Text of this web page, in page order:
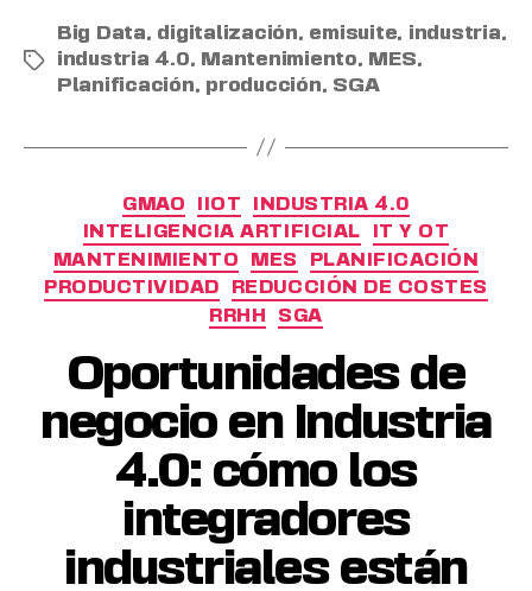
Big Data, digitalización, emisuite, industria,
industria 4.0, Mantenimiento, MES,
Planificación, producción, SGA
GMAO IIOT
INDUSTRIA 4.0
INTELIGENCIA ARTIFICIAL
IT Y OT
MANTENIMIENTO
MES
PLANIFICACIÓN
PRODUCTIVIDAD
REDUCCIÓN DE COSTES
RRHH
SGA
Oportunidades de
negocio en Industria
4.0: cómo los
integradores
industriales están